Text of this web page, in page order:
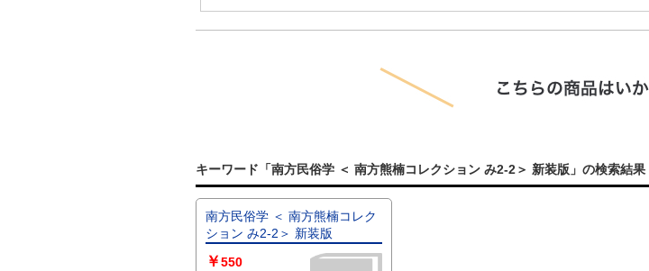
キーワード「南方民俗学 ＜ 南方熊楠コレクション み2-2＞ 新装版」の検索結果
南方民俗学 ＜ 南方熊楠コレク
ション み2-2＞ 新装版
￥550